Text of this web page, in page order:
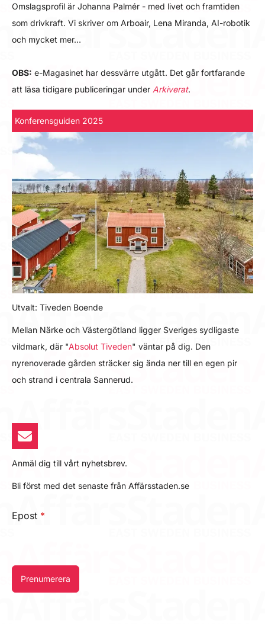
Omslagsprofil är Johanna Palmér - med livet och framtiden
som drivkraft. Vi skriver om Arboair, Lena Miranda, AI-robotik
och mycket mer…
OBS: e-Magasinet har dessvärre utgått. Det går fortfarande
att läsa tidigare publiceringar under Arkiverat.
Konferensguiden 2025
Utvalt: Tiveden Boende
Mellan Närke och Västergötland ligger Sveriges sydligaste
vildmark, där "Absolut Tiveden" väntar på dig. Den
nyrenoverade gården sträcker sig ända ner till en egen pir
och strand i centrala Sannerud.
Anmäl dig till vårt nyhetsbrev.
Bli först med det senaste från Affärsstaden.se
Epost *
Prenumerera